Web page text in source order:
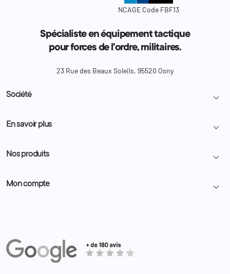
NCAGE Code FBF13
Spécialiste en équipement tactique
pour forces de l'ordre, militaires.
23 Rue des Beaux Soleils, 95520 Osny
Société 
Livraison et retour colis
Demande de devis
Nous contacter
En savoir plus 
Programme Fidélité
Administration
Nos produits 
Police Municipale | ASVP
Equipements
Bagagerie
Mon compte 
Adresses
Bons de réduction